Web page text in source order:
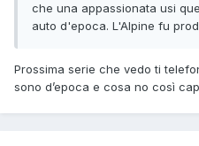
che una appassionata usi
auto d'epoca. L'Alpine fu
Prossima serie che vedo ti
sono d’epoca e cosa no così